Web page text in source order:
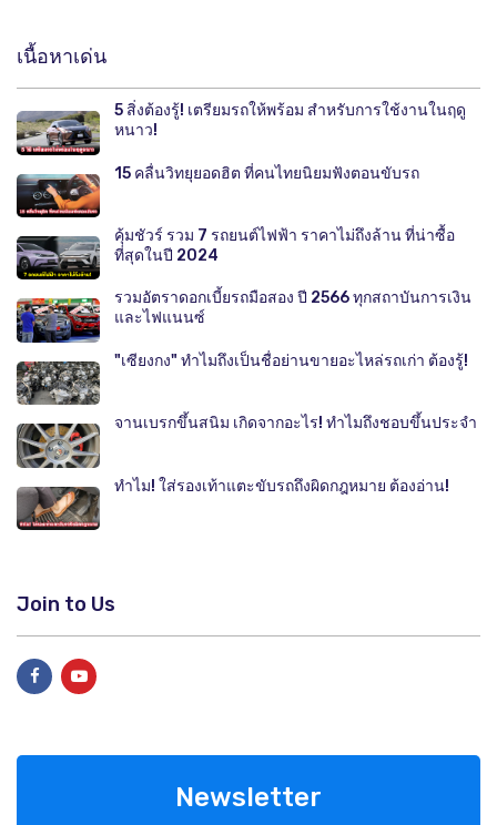
เนื้อหาเด่น
5 สิ่งต้องรู้! เตรียมรถให้พร้อม สำหรับการใช้งานในฤดู
หนาว!
15 คลื่นวิทยุยอดฮิต ที่คนไทยนิยมฟังตอนขับรถ
คุ้มชัวร์ รวม 7 รถยนต์ไฟฟ้า ราคาไม่ถึงล้าน ที่น่าซื้อ
ที่สุดในปี 2024
รวมอัตราดอกเบี้ยรถมือสอง ปี 2566 ทุกสถาบันการเงิน
และไฟแนนซ์
"เซียงกง" ทำไมถึงเป็นชื่อย่านขายอะไหล่รถเก่า ต้องรู้!
จานเบรกขึ้นสนิม เกิดจากอะไร! ทำไมถึงชอบขึ้นประจำ
ทำไม! ใส่รองเท้าแตะขับรถถึงผิดกฎหมาย ต้องอ่าน!
Join to Us
Newsletter